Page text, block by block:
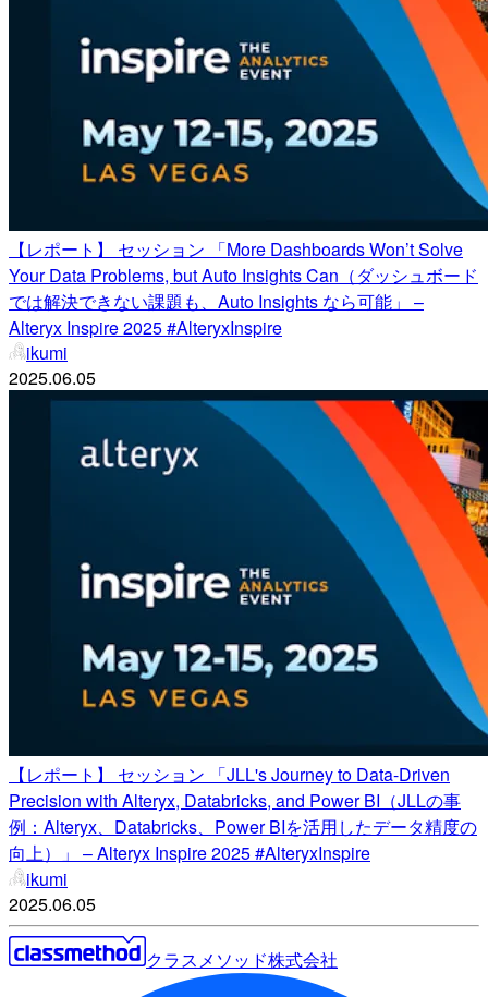
【レポート】 セッション 「More Dashboards Won’t Solve
Your Data Problems, but Auto Insights Can（ダッシュボード
では解決できない課題も、Auto Insights なら可能」 –
Alteryx Inspire 2025 #AlteryxInspire
ikumi
2025.06.05
【レポート】 セッション 「JLL's Journey to Data-Driven
Precision with Alteryx, Databricks, and Power BI（JLLの事
例：Alteryx、Databricks、Power BIを活用したデータ精度の
向上）」 – Alteryx Inspire 2025 #AlteryxInspire
ikumi
2025.06.05
クラスメソッド株式会社